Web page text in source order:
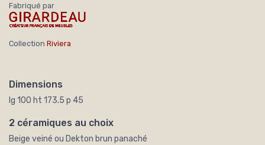
Fabriqué par
Collection Riviera
Dimensions
lg 100 ht 173.5 p 45
2 céramiques au choix
Beige veiné ou Dekton brun panaché